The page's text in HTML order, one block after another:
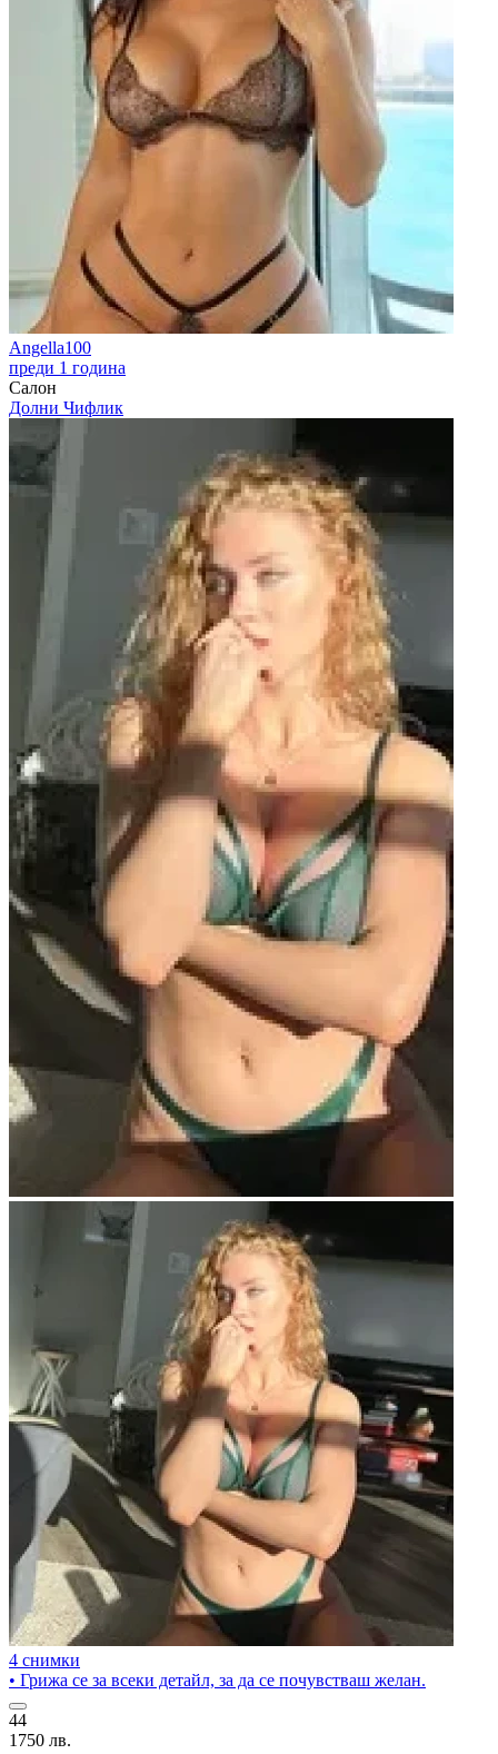
Angella100
преди 1 година
Салон
Долни Чифлик
4 снимки
• Грижа се за всеки детайл, за да се почувстваш желан.
44
1750 лв.